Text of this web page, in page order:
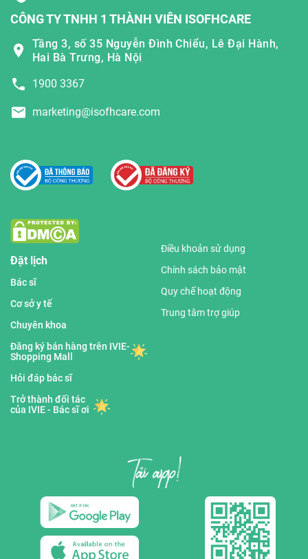
CÔNG TY TNHH 1 THÀNH VIÊN ISOFHCARE
Tầng 3, số 35 Nguyễn Đình Chiểu, Lê Đại Hành,
Hai Bà Trưng, Hà Nội
1900 3367
marketing@isofhcare.com
Đặt lịch
Bác sĩ
Cơ sở y tế
Chuyên khoa
Đăng ký bán hàng trên IVIE-
Shopping Mall
Hỏi đáp bác sĩ
Trở thành đối tác
của IVIE - Bác sĩ ơi
Điều khoản sử dụng
Chính sách bảo mật
Quy chế hoạt động
Trung tâm trợ giúp